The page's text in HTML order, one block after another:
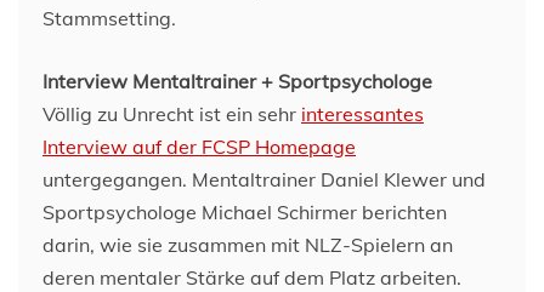
Stammsetting.
Interview Mentaltrainer + Sportpsychologe
Völlig zu Unrecht ist ein sehr interessantes
Interview auf der FCSP Homepage
untergegangen. Mentaltrainer Daniel Klewer und
Sportpsychologe Michael Schirmer berichten
darin, wie sie zusammen mit NLZ-Spielern an
deren mentaler Stärke auf dem Platz arbeiten.